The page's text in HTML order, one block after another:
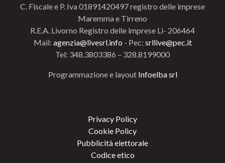
C. Fiscale e P. Iva 01891420497 registro delle imprese
Maremma e Tirreno
R.E.A. Livorno Registro delle imprese Li- 206464
Mail: agenzia@livesrl.info - Pec: srllive@pec.it
Tel: 348.3803386 – 328.8199000
Programmazione e layout Infoelba srl
Privacy Policy
Cookie Policy
Pubblicità elettorale
Codice etico